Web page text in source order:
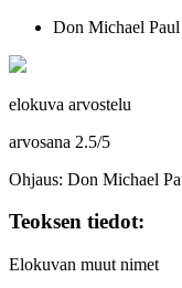
Don Michael Paul
elokuva arvostelu
arvosana 2.5/5
Ohjaus: Don Michael
Teoksen tiedot:
Elokuvan muut nimet